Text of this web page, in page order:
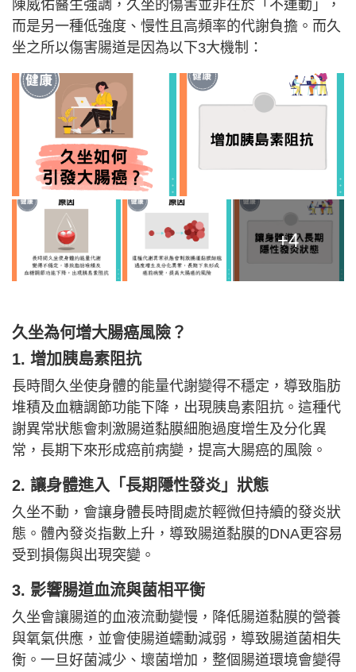
陳威佑醫生強調，久坐的傷害並非在於「不運動」，
而是另一種低強度、慢性且高頻率的代謝負擔。而久
坐之所以傷害腸道是因為以下3大機制：
+4
久坐為何增大腸癌風險？
1. 增加胰島素阻抗
長時間久坐使身體的能量代謝變得不穩定，導致脂肪
堆積及血糖調節功能下降，出現胰島素阻抗。這種代
謝異常狀態會刺激腸道黏膜細胞過度增生及分化異
常，長期下來形成癌前病變，提高大腸癌的風險。
2. 讓身體進入「長期隱性發炎」狀態
久坐不動，會讓身體長時間處於輕微但持續的發炎狀
態。體內發炎指數上升，導致腸道黏膜的DNA更容易
受到損傷與出現突變。
3. 影響腸道血流與菌相平衡
久坐會讓腸道的血液流動變慢，降低腸道黏膜的營養
與氧氣供應，並會使腸道蠕動減弱，導致腸道菌相失
衡。一旦好菌減少、壞菌增加，整個腸道環境會變得